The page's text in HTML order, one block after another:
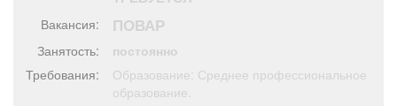
Вакансия: ПОВАР
Занятость:
постоянно
Требования:
Образование: Среднее профессиональное
образование.